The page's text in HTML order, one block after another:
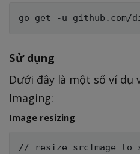
Sử dụng
Dưới đây là một số ví dụ
Imaging:
Image resizing
// resize srcImage to